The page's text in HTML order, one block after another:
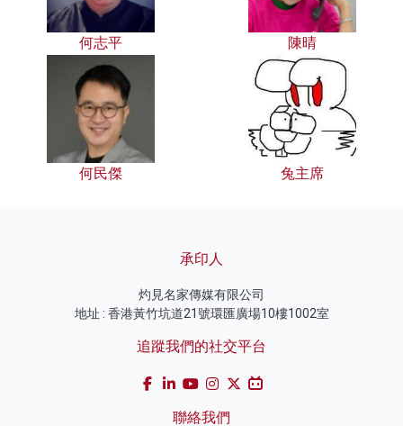
何志平 陳晴
何民傑 兔主席
承印人
灼見名家傳媒有限公司
地址 : 香港黃竹坑道21號環匯廣場10樓1002室
追蹤我們的社交平台
聯絡我們